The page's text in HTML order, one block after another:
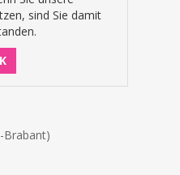
Brabant)
sind Sie damit